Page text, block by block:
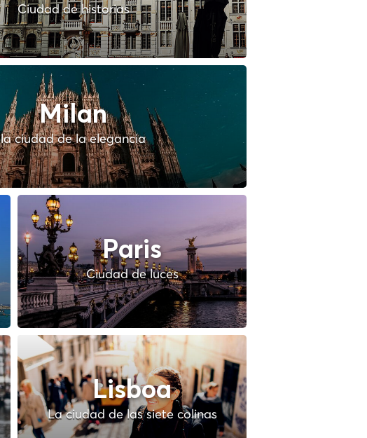
Ciudad de historias
Milan
la ciudad de la elegancia
Paris
Ciudad de luces
Lisboa
La ciudad de las siete colinas